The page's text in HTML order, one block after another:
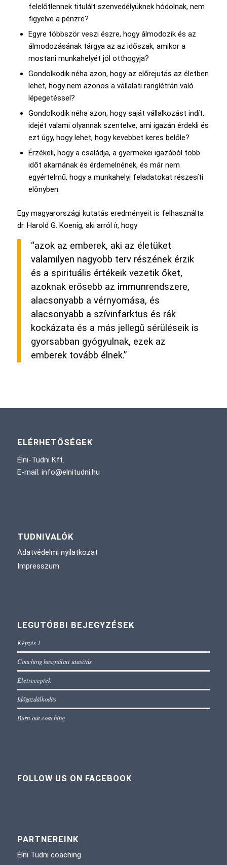
felelőtlennek titulált szenvedélyüknek hódolnak, nem
figyelve a pénzre?
Egyre többször veszi észre, hogy álmodozik és az
álmodozásának tárgya az az időszak, amikor a
mostani munkahelyét jól otthogyja?
Gondolkodik néha azon, hogy az előrejutás az életben
lehet, hogy nem azonos a vállalati ranglétrán való
lépegetéssel?
Gondolkodik néha azon, hogy saját vállalkozást indít,
idejét valami olyannak szentelve, ami igazán érdekli és
ezt úgy, hogy lehet, hogy kevebbet keres belőle?
Érzékeli, hogy a családja, a gyermekei igazából több
időt akarnának és érdemelnének, és már nem
egyértelmű, hogy a munkahelyi feladatokat részesíti
elönyben.
Egy magyarországi kutatás eredményeit is felhasználta
dr. Harold G. Koenig, aki arról ír, hogy
“azok az emberek, aki az életüket
valamilyen nagyobb terv részének érzik
és a spirituális értékeik vezetik őket,
azoknak erősebb az immunrendszere,
alacsonyabb a vérnyomása, és
alacsonyabb a szívinfarktus és rák
kockázata és a más jellegű sérüléseik is
gyorsabban gyógyulnak, ezek az
emberek tovább élnek.”
ELÉRHETŐSÉGEK
Élni-Tudni Kft.
E-mail: info@elnitudni.hu
TUDNIVALÓK
Adatvédelmi nyilatkozat
Impresszum
LEGUTÓBBI BEJEGYZÉSEK
Képzés 1
Coaching használati utasítás
Életreceptek
Időgazdálkodás
Burn-out coaching
FOLLOW US ON FACEBOOK
PARTNEREINK
Élni Tudni coaching